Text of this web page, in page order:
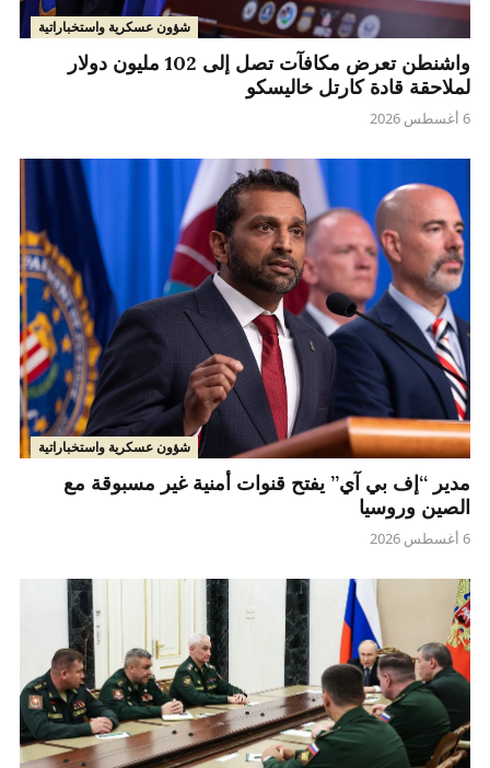
شؤون عسكرية واستخباراتية
واشنطن تعرض مكافآت تصل إلى 102 مليون دولار
لملاحقة قادة كارتل خاليسكو
6 أغسطس 2026
شؤون عسكرية واستخباراتية
مدير “إف بي آي” يفتح قنوات أمنية غير مسبوقة مع
الصين وروسيا
6 أغسطس 2026